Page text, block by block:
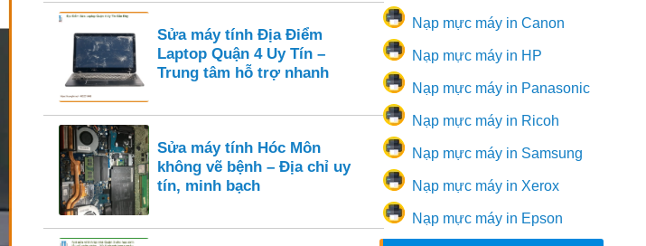
Sửa máy tính Địa Điểm
Laptop Quận 4 Uy Tín –
Trung tâm hỗ trợ nhanh
Sửa máy tính Hóc Môn
không vẽ bệnh – Địa chỉ uy
tín, minh bạch
Nạp mực máy in Canon
Nạp mực máy in HP
Nạp mực máy in Panasonic
Nạp mực máy in Ricoh
Nạp mực máy in Samsung
Nạp mực máy in Xerox
Nạp mực máy in Epson